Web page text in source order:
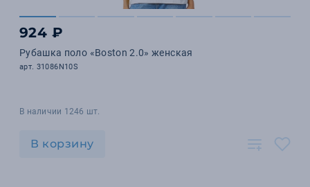
924 ₽
Рубашка поло «Boston 2.0» женская
арт. 31086N10S
В наличии 1246 шт.
В корзину